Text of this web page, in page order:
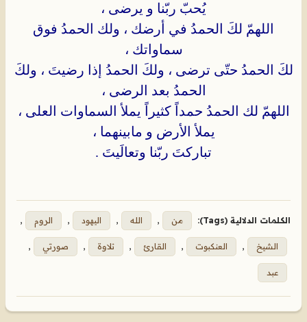
يُحبّ ربّنا و يرضى ،
اللهمّ لكَ الحمدُ في أرضك ، ولك الحمدُ فوق
سماواتك ،
لكَ الحمدُ حتّى ترضى ، ولكَ الحمدُ إذا رضيتَ ، ولكَ
الحمدُ بعد الرضى ،
اللهمّ لك الحمدُ حمداً كثيراً يملأ السماوات العلى ،
يملأ الأرض و مابينهما ،
تباركتَ ربّنا وتعالَيتَ .
الكلمات الدلالية (Tags): من , الله , اليهود , الروم ,
الشيخ , العنكبوت , القارئ , تلاوة , صورتي ,
عبد